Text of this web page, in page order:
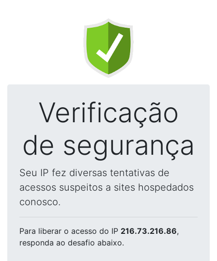
Verificação
de segurança
Seu IP fez diversas tentativas de
acessos suspeitos a sites hospedados
conosco.
Para liberar o acesso do IP 216.73.216.86,
responda ao desafio abaixo.